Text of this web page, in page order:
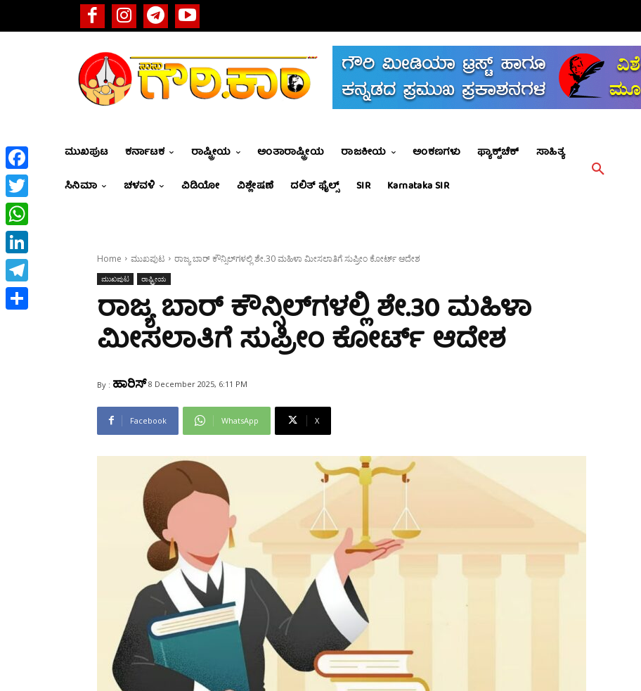
ಮುಖಪುಟ ಕರ್ನಾಟಕ ರಾಷ್ಟ್ರೀಯ ಅಂತಾರಾಷ್ಟ್ರೀಯ ರಾಜಕೀಯ ಅಂಕಣಗಳು ಫ್ಯಾಕ್ಟ್‌ಚೆಕ್
ಸಾಹಿತ್ಯ
ಸಿನಿಮಾ
ಚಳವಳಿ ವಿಡಿಯೋ ವಿಶ್ಲೇಷಣೆ ದಲಿತ್ ಫೈಲ್ಸ್ SIR Karnataka SIR
Home ಮುಖಪುಟ ರಾಜ್ಯ ಬಾರ್ ಕೌನ್ಸಿಲ್‌ಗಳಲ್ಲಿ ಶೇ.30 ಮಹಿಳಾ ಮೀಸಲಾತಿಗೆ ಸುಪ್ರೀಂ ಕೋರ್ಟ್ ಆದೇಶ
ಮುಖಪುಟ ರಾಷ್ಟ್ರೀಯ
ರಾಜ್ಯ ಬಾರ್ ಕೌನ್ಸಿಲ್‌ಗಳಲ್ಲಿ ಶೇ.30 ಮಹಿಳಾ
ಮೀಸಲಾತಿಗೆ ಸುಪ್ರೀಂ ಕೋರ್ಟ್ ಆದೇಶ
By : ಹಾರಿಸ್ 8 December 2025, 6:11 PM
Facebook WhatsApp X
Facebook
Twitter
WhatsApp
LinkedIn
Telegram